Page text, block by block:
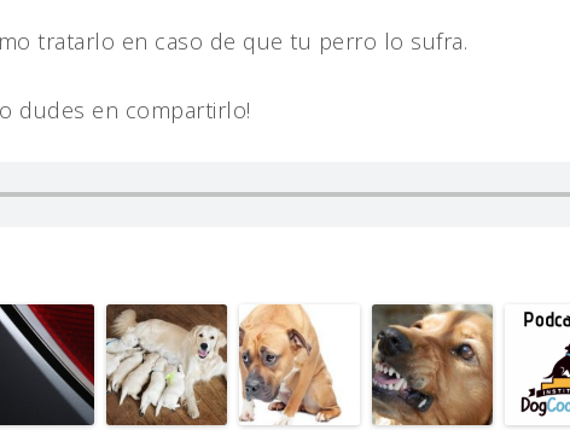
tratarlo en caso de que tu perro lo sufra.
dudes en compartirlo!